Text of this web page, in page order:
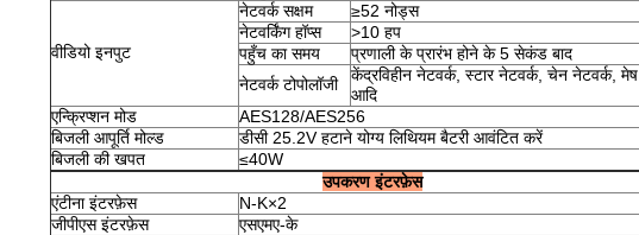
वीडियो इनपुट
नेटवर्क सक्षम
≥52 नोड्स
नेटवर्किंग हॉप्स
>10 हप
पहुँच का समय
प्रणाली के प्रारंभ होने के 5 सेकंड बाद
नेटवर्क टोपोलॉजी
केंद्रविहीन नेटवर्क, स्टार नेटवर्क, चेन नेटवर्क,
आदि
एन्क्रिप्शन मोड
AES128/AES256
बिजली आपूर्ति मोल्ड
डीसी 25.2V हटाने योग्य लिथियम बैटरी आवंटित करें
बिजली की खपत
≤40W
उपकरण इंटरफ़ेस
एंटीना इंटरफ़ेस
N-K×2
जीपीएस इंटरफ़ेस
एसएमए-के